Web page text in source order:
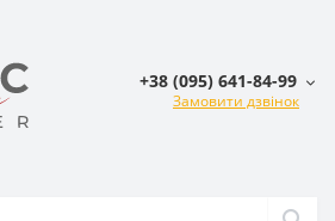
+38 (095) 641-84-99
Замовити дзвінок